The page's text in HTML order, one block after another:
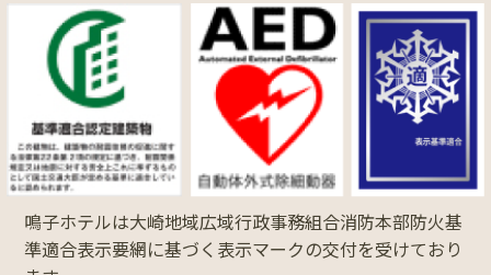
鳴子ホテルは大崎地域広域行政事務組合消防本部防火基
準適合表示要網に基づく表示マークの交付を受けており